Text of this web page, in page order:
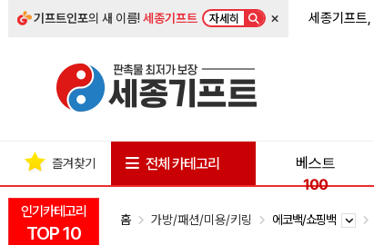
기프트인포의 새 이름!세종기프트 자세히 × 세종기프트,
인기카테고리
TOP 10
즐겨찾기 전체 카테고리
베스트
100
홈 가방/패션/미용/키링 에코백/쇼핑백